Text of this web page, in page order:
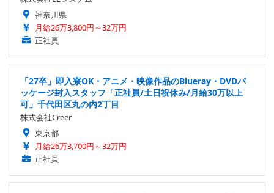
神奈川県
月給26万3,800円～32万円
正社員
「27卒」即入寮OK・アニメ・映像作品のBlueray・DVDパ
ッケージ封入スタッフ「正社員/土日祝休み/月給30万以上
可」千代田区丸の内2丁目
株式会社Creer
東京都
月給26万3,700円～32万円
正社員